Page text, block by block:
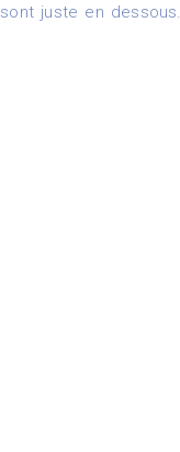
sont juste en dessous.